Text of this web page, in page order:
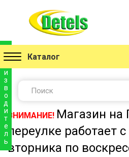
Каталог
ВНИМАНИЕ! Магазин на
переулке работает
вторника по
р
и
з
в
о
д
и
т
е
л
ь